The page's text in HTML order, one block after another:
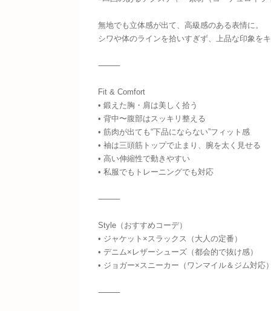
無地でも立体感が出て、高級感のある表情に。
シワや体のラインを拾いすぎず、上品な印象をキ
⸻
Fit & Comfort
• 鍛えた胸・肩は美しく拾う
• 背中〜腹部はスッキリ整える
• 筋肉が出ても“下品にならない”フィット感
• 袖は三頭筋トップで止まり、腕を太く見せる
• 高い伸縮性で動きやすい
• 私服でもトレーニングでも対応
⸻
Style（おすすめコーデ）
• ジャケット×スラックス（大人の定番）
• デニム×レザーシューズ（都会的で抜け感）
• ジョガー×スニーカー（ワンマイル＆ジム対応）
⸻